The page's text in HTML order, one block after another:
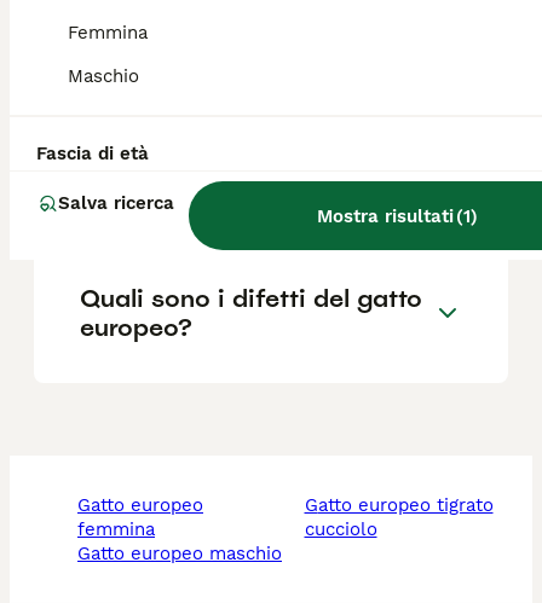
Femmina
Maschio
Fascia di età
Salva ricerca
Mostra risultati(1)
europeo e gatto soriano?
Quando sarà il prossimo
europeo?
Quali sono i difetti del gatto
europeo?
gatto europeo
femmina
gatto europeo maschio
gatto europeo tigrato
cucciolo